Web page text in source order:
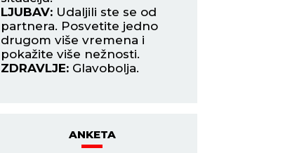
LJUBAV: Udaljili ste se od
partnera. Posvetite jedno
drugom više vremena i
pokažite više nežnosti.
ZDRAVLJE: Glavobolja.
ANKETA